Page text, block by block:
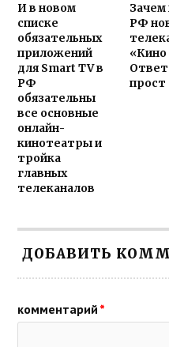
И в новом
списке
обязательных
приложений
для Smart TV в
РФ
обязательны
все основные
онлайн-
кинотеатры и
тройка
главных
телеканалов
Зачем
РФ
Ответ
прост
ДОБАВИТЬ
комментарий *